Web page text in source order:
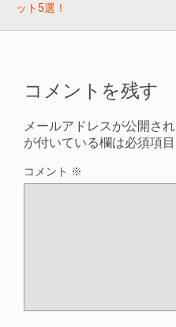
ット5選！
コメントを残す
メールアドレスが公開さ
が付いている欄は必須項
コメント ※